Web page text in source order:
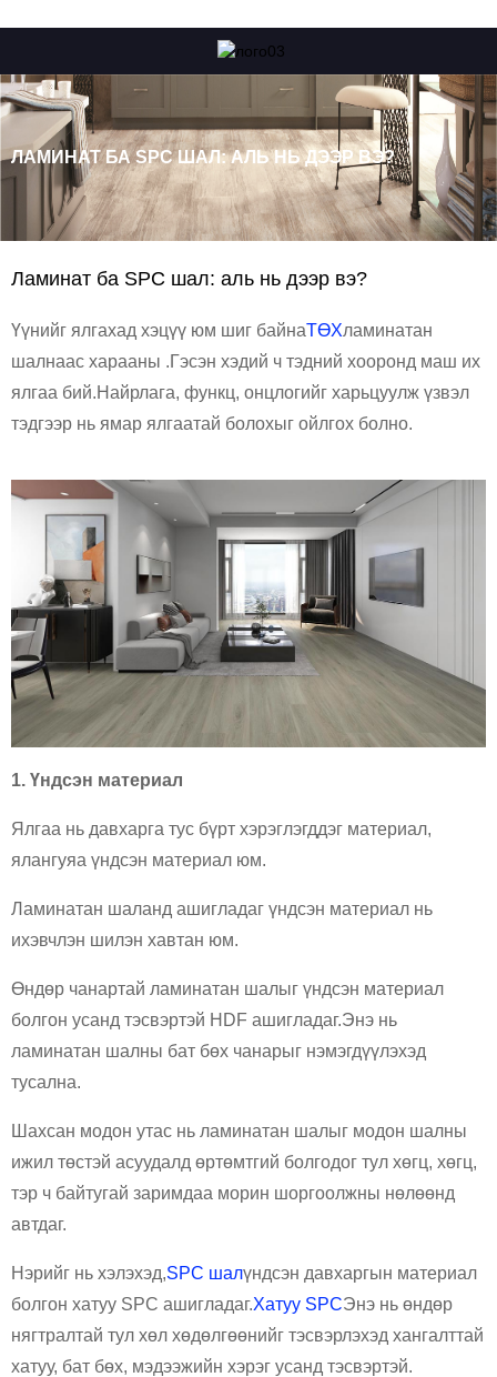
ЛАМИНАТ БА SPC ШАЛ: АЛЬ НЬ ДЭЭР ВЭ?
Ламинат ба SPC шал: аль нь дээр вэ?
Үүнийг ялгахад хэцүү юм шиг байнаТӨХламинатан
шалнаас харааны .Гэсэн хэдий ч тэдний хооронд маш их
ялгаа бий.Найрлага, функц, онцлогийг харьцуулж үзвэл
тэдгээр нь ямар ялгаатай болохыг ойлгох болно.
1. Үндсэн материал
Ялгаа нь давхарга тус бүрт хэрэглэгддэг материал,
ялангуяа үндсэн материал юм.
Ламинатан шаланд ашигладаг үндсэн материал нь
ихэвчлэн шилэн хавтан юм.
Өндөр чанартай ламинатан шалыг үндсэн материал
болгон усанд тэсвэртэй HDF ашигладаг.Энэ нь
ламинатан шалны бат бөх чанарыг нэмэгдүүлэхэд
тусална.
Шахсан модон утас нь ламинатан шалыг модон шалны
ижил төстэй асуудалд өртөмтгий болгодог тул хөгц, хөгц,
тэр ч байтугай заримдаа морин шоргоолжны нөлөөнд
автдаг.
Нэрийг нь хэлэхэд,SPC шалүндсэн давхаргын материал
болгон хатуу SPC ашигладаг.Хатуу SPCЭнэ нь өндөр
нягтралтай тул хөл хөдөлгөөнийг тэсвэрлэхэд хангалттай
хатуу, бат бөх, мэдээжийн хэрэг усанд тэсвэртэй.